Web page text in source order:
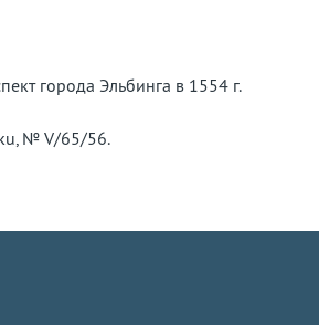
города Эльбинга в 1554 г.
№ V/65/56.